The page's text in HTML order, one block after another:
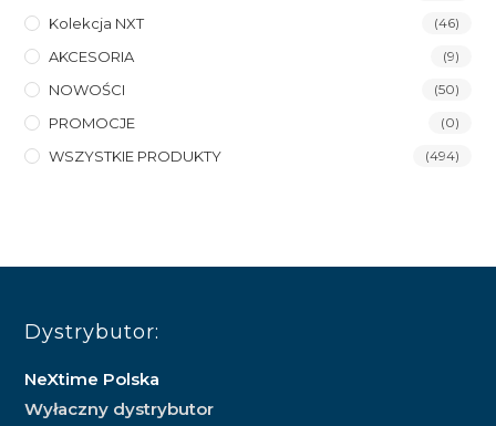
Kolekcja NXT (46)
AKCESORIA (9)
NOWOŚCI (50)
PROMOCJE (0)
WSZYSTKIE PRODUKTY (494)
Dystrybutor:
NeXtime Polska
Wyłaczny dystrybutor